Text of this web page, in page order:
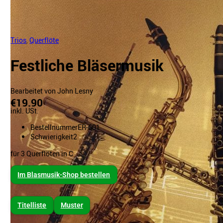
Trios,Querflöte
Festliche Bläsermusik
Bearbeitet von John Lesny
€19.90
inkl. USt.
BestellnummerER-601
Schwierigkeit2
für 3 Querflöten in C
Im Blasmusik-Shop bestellen
Titelliste Muster